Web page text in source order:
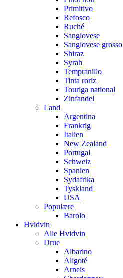
Primitivo
Refosco
Ruché
Sangiovese
Sangiovese grosso
Shiraz
Syrah
Tempranillo
Tinta roriz
Touriga national
Zinfandel
Land
Argentina
Frankrig
Italien
New Zealand
Portugal
Schweiz
Spanien
Sydafrika
Tyskland
USA
Populære
Barolo
Hvidvin
Alle Hvidvin
Drue
Albarino
Aligoté
Arneis